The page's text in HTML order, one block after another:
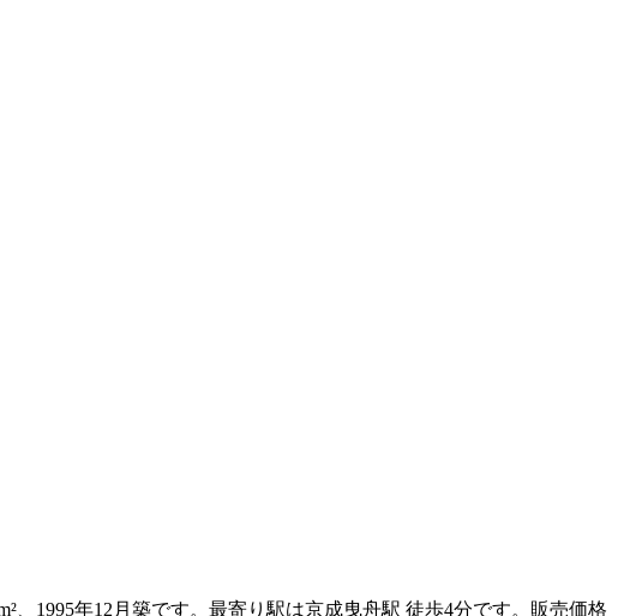
、1995年12月築です。最寄り駅は京成曳舟駅 徒歩4分です。販売価格